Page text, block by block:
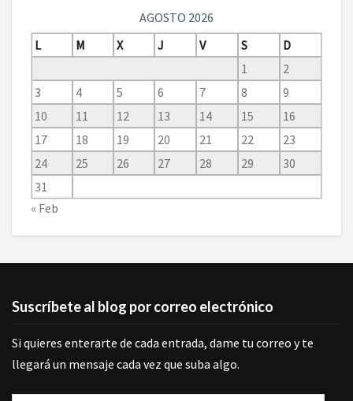
AGOSTO 2026
L
M X J V S
D
1
2
3
4 5 6 7 8
9
10
11 12 13 14 15
16
17
18 19 20 21 22
23
24
25 26 27 28 29
30
31
« Feb
Suscríbete al blog por correo electrónico
Si quieres enterarte de cada entrada, dame tu correo y te
llegará un mensaje cada vez que suba algo.